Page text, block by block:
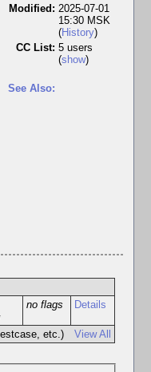
Modified: 2025-07-01
15:30 MSK
(History)
CC List: 5 users
(show)
See Also:
no flags Details
View All
etc.)